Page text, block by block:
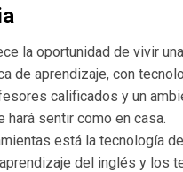
la oportunidad de vivir una
de aprendizaje, con
calificados y un
hará sentir como en casa.
está la tecnología
del inglés y los